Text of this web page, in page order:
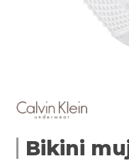
Bikini